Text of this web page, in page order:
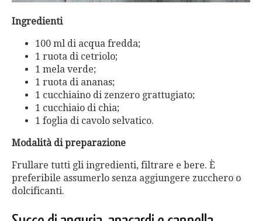
Ingredienti
100 ml di acqua fredda;
1 ruota di cetriolo;
1 mela verde;
1 ruota di ananas;
1 cucchiaino di zenzero grattugiato;
1 cucchiaio di chia;
1 foglia di cavolo selvatico.
Modalità di preparazione
Frullare tutti gli ingredienti, filtrare e bere. È
preferibile assumerlo senza aggiungere zucchero o
dolcificanti.